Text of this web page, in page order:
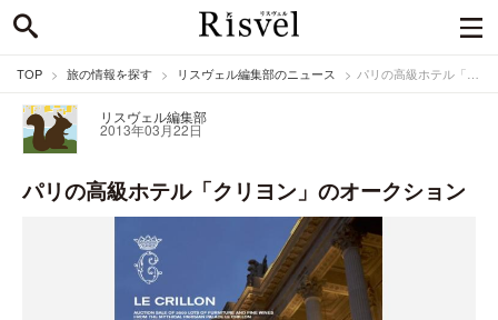
TOP 旅の情報を探す リスヴェル編集部のニュース パリの高級ホテル「クリヨン」のオークション
リスヴェル編集部
2013年03月22日
パリの高級ホテル「クリヨン」のオークション